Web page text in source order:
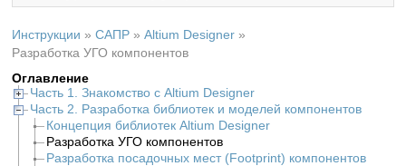
Инструкции » САПР » Altium Designer »
Разработка УГО компонентов
Оглавление
Часть 1. Знакомство с Altium Designer
Часть 2. Разработка библиотек и моделей компонентов
Концепция библиотек Altium Designer
Разработка УГО компонентов
Разработка посадочных мест (Footprint) компонентов